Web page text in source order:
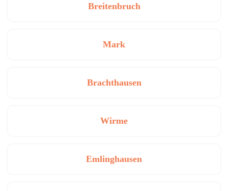
Breitenbruch
Mark
Brachthausen
Wirme
Emlinghausen